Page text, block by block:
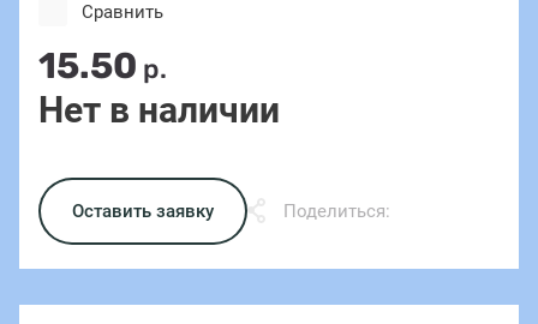
15.50 р.
Нет в наличии
Сравнить
Оставить заявку Поделиться: